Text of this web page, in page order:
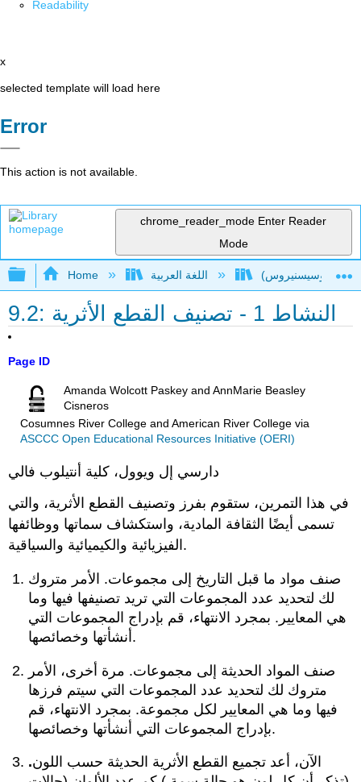
Readability
x
selected template will load here
Error
This action is not available.
chrome_reader_mode Enter Reader
Mode
Expand/collapse global hierarchy
Home
9.2: النشاط 1 - تصنيف القطع الأثرية
Page ID
Amanda Wolcott Paskey and AnnMarie Beasley
Cisneros
Cosumnes River College and American River Collegevia
ASCCC Open Educational Resources Initiative (OERI)
دارسي إل ويوول، كلية أنتيلوب فالي
في هذا التمرين، ستقوم بفرز وتصنيف القطع الأثرية، والتي
تسمى أيضًا الثقافة المادية، واستكشاف سماتها ووظائفها
الفيزيائية والكيميائية والسياقية.
صنف مواد ما قبل التاريخ إلى مجموعات. الأمر متروك
لك لتحديد عدد المجموعات التي تريد تصنيفها فيها وما
هي المعايير. بمجرد الانتهاء، قم بإدراج المجموعات التي
أنشأتها وخصائصها.
صنف المواد الحديثة إلى مجموعات. مرة أخرى، الأمر
متروك لك لتحديد عدد المجموعات التي سيتم فرزها
فيها وما هي المعايير لكل مجموعة. بمجرد الانتهاء، قم
بإدراج المجموعات التي أنشأتها وخصائصها.
الآن، أعد تجميع القطع الأثرية الحديثة حسب اللون.